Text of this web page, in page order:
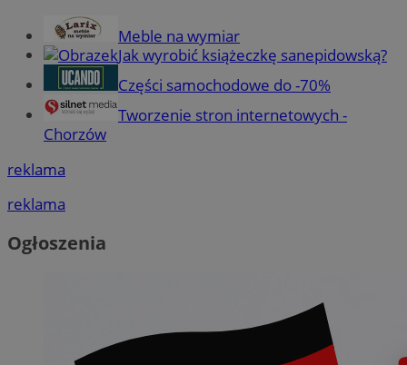
Meble na wymiar
Jak wyrobić książeczkę sanepidowską?
Części samochodowe do -70%
Tworzenie stron internetowych -
Chorzów
reklama
reklama
Ogłoszenia